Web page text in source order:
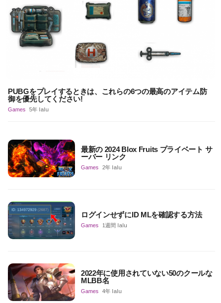
PUBGをプレイするときは、これらの6つの最高のアイテム防
御を優先してください!
Games 5年 lalu
最新の 2024 Blox Fruits プライベート サ
ーバー リンク
Games 2年 lalu
ログインせずにID MLを確認する方法
Games 1週間 lalu
2022年に使用されていない50のクールな
MLBB名
Games 4年 lalu